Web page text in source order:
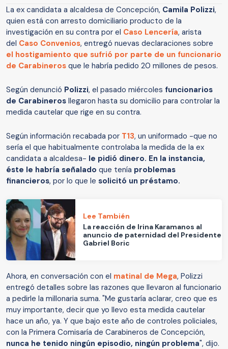
La ex candidata a alcaldesa de Concepción, Camila Polizzi,
quien está con arresto domiciliario producto de la
investigación en su contra por el Caso Lencería, arista
del Caso Convenios, entregó nuevas declaraciones sobre
el hostigamiento que sufrió por parte de un funcionario
de Carabineros que le habría pedido 20 millones de pesos.
Según denunció Polizzi, el pasado miércoles funcionarios
de Carabineros llegaron hasta su domicilio para controlar la
medida cautelar que rige en su contra.
Según información recabada por T13, un uniformado -que no
sería el que habitualmente controlaba la medida de la ex
candidata a alcaldesa- le pidió dinero. En la instancia,
éste le habría señalado que tenía problemas
financieros, por lo que le solicitó un préstamo.
Lee También
La reacción de Irina Karamanos al
anuncio de paternidad del Presidente
Gabriel Boric
Ahora, en conversación con el matinal de Mega, Polizzi
entregó detalles sobre las razones que llevaron al funcionario
a pedirle la millonaria suma. "Me gustaría aclarar, creo que es
muy importante, decir que yo llevo esta medida cautelar
hace un año, ya. Y que bajo este año de controles policiales,
con la Primera Comisaría de Carabineros de Concepción,
nunca he tenido ningún episodio, ningún problema", dijo.